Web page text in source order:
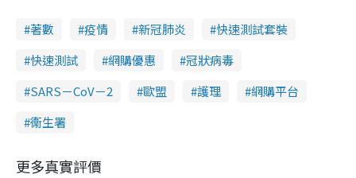
著數 疫情 新冠肺炎
快速測試套裝
快速測試
網購優惠
冠狀病毒
SARS－CoV－2
歐盟 護理
網購平台
衞生署
更多真實評價